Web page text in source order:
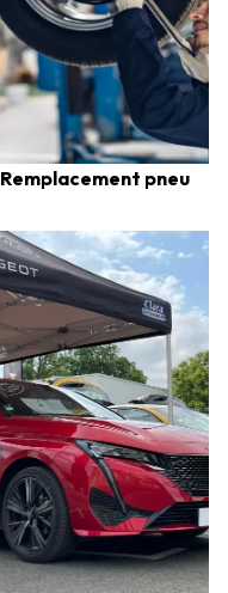
Remplacement pneu